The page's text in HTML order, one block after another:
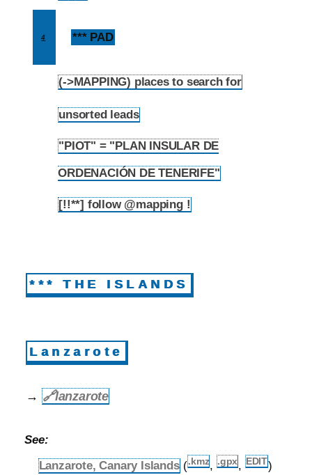
4 *** PAD
(->MAPPING) places to search for
unsorted leads
"PIOT" = "PLAN INSULAR DE
ORDENACIÓN DE TENERIFE"
[!!**] follow @mapping !
*** THE ISLANDS
Lanzarote
→ 🔗lanzarote
See:
Lanzarote, Canary Islands (.kmz, .gpx, EDIT)